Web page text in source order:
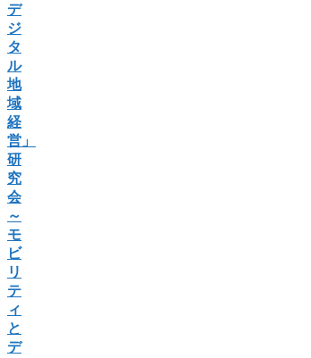
デ
ジ
タ
ル
地
域
経
営」
研
究
会
～
モ
ビ
リ
テ
ィ
と
デ